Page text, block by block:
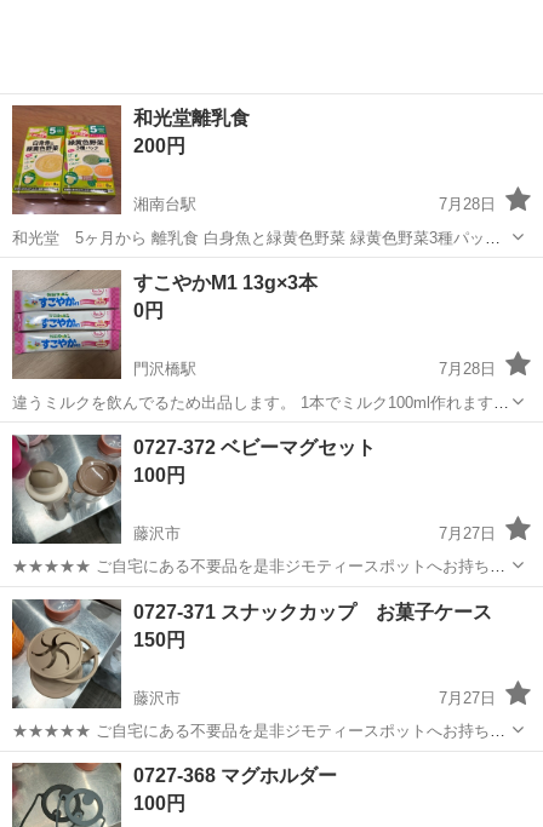
和光堂離乳食
200円
湘南台駅
7月28日
和光堂 5ヶ月から 離乳食 白身魚と緑黄色野菜 緑黄色野菜3種パック
2026.11
神奈川 藤沢市 湘南台駅 ベビー用品
すこやかM1 13g×3本
0円
門沢橋駅
7月28日
違うミルクを飲んでるため出品します。 1本でミルク100ml作れます。
自宅に保管してますのでご理解頂ける方のみお願いいたします。 賞味
期限:2027.03.01 平日・土曜19時以降、日曜午前中 が比較的スムーズ
です。
神奈川 藤沢市 ベビー用品
0727-372 ベビーマグセット
100円
藤沢市
7月27日
★★★★★ ご自宅にある不要品を是非ジモティースポットへお持ち込
みしませんか？ 家電、趣味・スポーツ・レジャー用品、こども用品、
衣料服飾品、生活雑貨、家具、本、CD・DVDなどが無料でまとめて持
ち込めます！ ※詳細はこ...
神奈川 藤沢市 現地
0727-371 スナックカップ お菓子ケース
150円
藤沢市
7月27日
★★★★★ ご自宅にある不要品を是非ジモティースポットへお持ち込
みしませんか？ 家電、趣味・スポーツ・レジャー用品、こども用品、
衣料服飾品、生活雑貨、家具、本、CD・DVDなどが無料でまとめて持
ち込めます！ ※詳細はこ...
神奈川 藤沢市 現地
0727-368 マグホルダー
100円